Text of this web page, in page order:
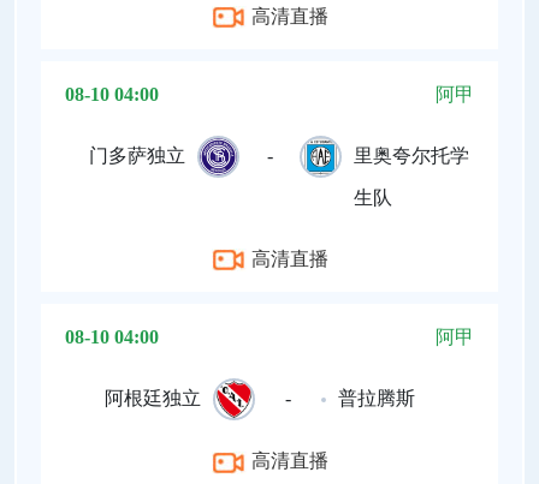
高清直播
08-10 04:00 阿甲
门多萨独立 - 里奥夸尔托学
生队
高清直播
08-10 04:00 阿甲
阿根廷独立 - 普拉腾斯
高清直播